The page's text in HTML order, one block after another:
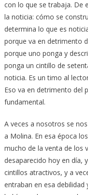
con lo que se trabaja. De
la noticia: cómo se
determina lo que es
porque va en detrimento
porque uno ponga y
ponga un cintillo de
noticia. Es un timo al
Eso va en detrimento del
fundamental.
A veces a nosotros se
a Molina. En esa época
mucho de la venta de los
desaparecido hoy en día,
cintillos atractivos, y a
entraban en esa